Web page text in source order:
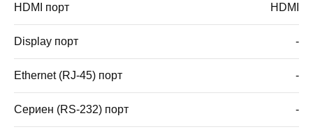
HDMI порт HDMI
Display порт -
Ethernet (RJ-45) порт -
Сериен (RS-232) порт -